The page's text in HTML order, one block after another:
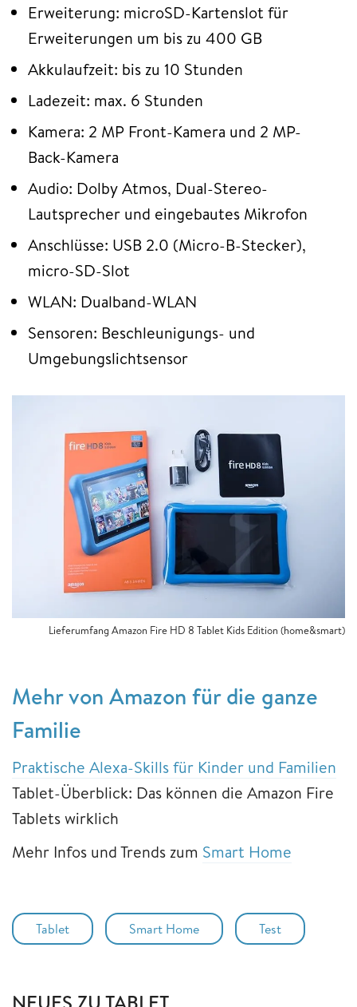
Erweiterung: microSD-Kartenslot für
Erweiterungen um bis zu 400 GB
Akkulaufzeit: bis zu 10 Stunden
Ladezeit: max. 6 Stunden
Kamera: 2 MP Front-Kamera und 2 MP-
Back-Kamera
Audio: Dolby Atmos, Dual-Stereo-
Lautsprecher und eingebautes Mikrofon
Anschlüsse: USB 2.0 (Micro-B-Stecker),
micro-SD-Slot
WLAN: Dualband-WLAN
Sensoren: Beschleunigungs- und
Umgebungslichtsensor
Lieferumfang Amazon Fire HD 8 Tablet Kids Edition (home&smart)
Mehr von Amazon für die ganze
Familie
Praktische Alexa-Skills für Kinder und Familien
Tablet-Überblick: Das können die Amazon Fire
Tablets wirklich
Mehr Infos und Trends zum Smart Home
Tablet Smart Home Test